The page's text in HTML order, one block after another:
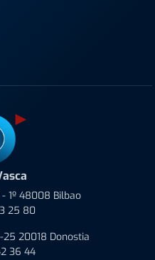
1º 48008 Bilbao
25 80
20018 Donostia
36 44